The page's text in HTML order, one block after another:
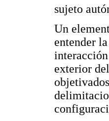
sujeto
Un
entender
exterior